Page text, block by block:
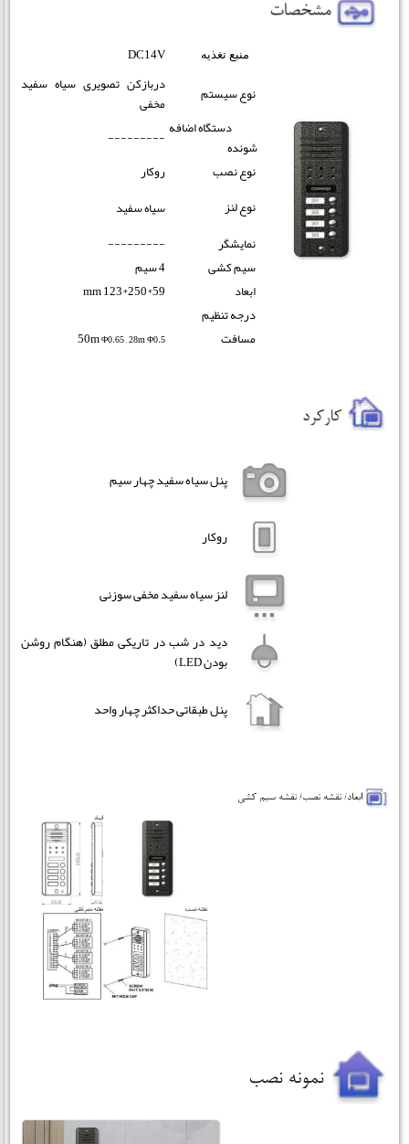
منبع تغذیه
DC14V
نوع سیستم
دربازکن تصویری سیاه سفید
مخفی
دستگاه اضافه
شونده
---------
نوع نصب
روکار
نوع لنز
سیاه سفید
نمایشگر
---------
سیم کشی
4 سیم
ابعاد
mm 123*250*59
درجه تنظیم
مسافت
50mΦ0.65 , 28m Φ0.5
پنل سیاه سفید چهار سیم
روکار
لنز سیاه سفید مخفی سوزنی
دید در شب در تاریکی مطلق (هنگام روشن
بودن LED)
پنل طبقاتی حداکثر چهار واحد